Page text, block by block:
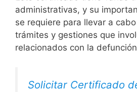
administrativas, y su
se requiere para llevar a
trámites y gestiones que
relacionados con la
Solicitar Certificado